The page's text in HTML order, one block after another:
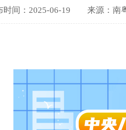
时间：2025-06-19 来源：